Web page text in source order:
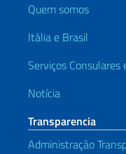
Quem somos
Itália e Brasil
Serviços Consulares
Notícia
Transparencia
Administração